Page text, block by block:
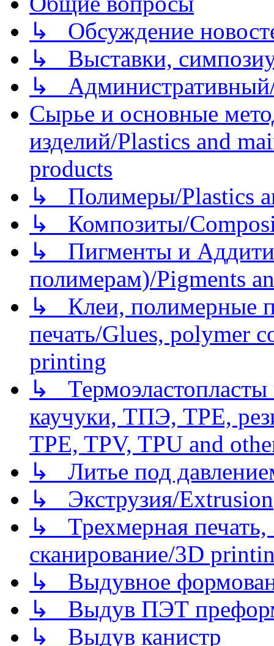
↳ Обсуждение
↳ Выставки,
↳
Сырье и основные
изделий/Plastics and
products
↳ Полимеры/Plastics
↳ Композиты/
↳ Пигменты и
полимерам)/Pigments
↳ Клеи, полимерные
печать/Glues, polymer
printing
↳
каучуки, ТПЭ, TPE,
TPE, TPV, TPU and
↳ Литье под
↳ Экструзия/Extrusion
↳ Трехмерная
сканирование/3D
↳ Выдувное
↳ Выдув ПЭТ
↳ Выдув канистр